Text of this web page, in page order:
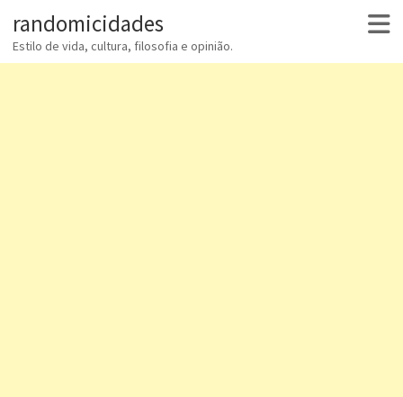
randomicidades
Estilo de vida, cultura, filosofia e opinião.